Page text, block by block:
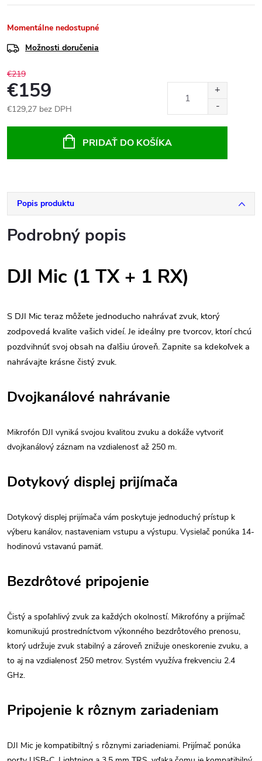
Momentálne nedostupné
Možnosti doručenia
€219
€159
€129,27 bez DPH
PRIDAŤ DO KOŠÍKA
Popis produktu
Podrobný popis
DJI Mic (1 TX + 1 RX)
S DJI Mic teraz môžete jednoducho nahrávať zvuk, ktorý
zodpovedá kvalite vašich videí. Je ideálny pre tvorcov, ktorí chcú
pozdvihnúť svoj obsah na ďalšiu úroveň. Zapnite sa kdekoľvek a
nahrávajte krásne čistý zvuk.
Dvojkanálové nahrávanie
Mikrofón DJI vyniká svojou kvalitou zvuku a dokáže vytvoriť
dvojkanálový záznam na vzdialenosť až 250 m.
Dotykový displej prijímača
Dotykový displej prijímača vám poskytuje jednoduchý prístup k
výberu kanálov, nastaveniam vstupu a výstupu. Vysielač ponúka 14-
hodinovú vstavanú pamäť.
Bezdrôtové pripojenie
Čistý a spoľahlivý zvuk za každých okolností. Mikrofóny a prijímač
komunikujú prostredníctvom výkonného bezdrôtového prenosu,
ktorý udržuje zvuk stabilný a zároveň znižuje oneskorenie zvuku, a
to aj na vzdialenosť 250 metrov. Systém využíva frekvenciu 2.4
GHz.
Pripojenie k rôznym zariadeniam
DJI Mic je kompatibiltný s rôznymi zariadeniami. Prijímač ponúka